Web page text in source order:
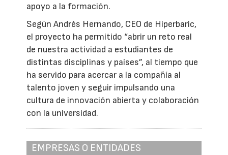
apoyo a la formación.
Según Andrés Hernando, CEO de Hiperbaric,
el proyecto ha permitido “abrir un reto real
de nuestra actividad a estudiantes de
distintas disciplinas y países”, al tiempo que
ha servido para acercar a la compañía al
talento joven y seguir impulsando una
cultura de innovación abierta y colaboración
con la universidad.
EMPRESAS O ENTIDADES